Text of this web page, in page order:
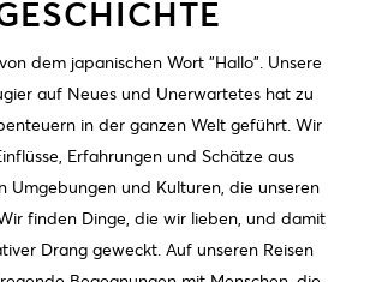
dem japanischen Wort "Hallo". Unsere
auf Neues und Unerwartetes hat zu
in der ganzen Welt geführt. Wir
Erfahrungen und Schätze aus
Umgebungen und Kulturen, die unseren
finden Dinge, die wir lieben, und damit
Drang geweckt. Auf unseren Reisen